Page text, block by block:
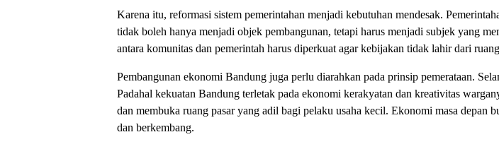
Karena itu, reformasi sistem pemerintahan menjadi kebutuhan mendesak.
tidak boleh hanya menjadi objek pembangunan, tetapi harus menjadi subjek yang
antara komunitas dan pemerintah harus diperkuat agar kebijakan tidak lahir dari
Pembangunan ekonomi Bandung juga perlu diarahkan pada prinsip pemerataan.
Padahal kekuatan Bandung terletak pada ekonomi kerakyatan dan kreativitas
dan membuka ruang pasar yang adil bagi pelaku usaha kecil. Ekonomi masa depan
dan berkembang.